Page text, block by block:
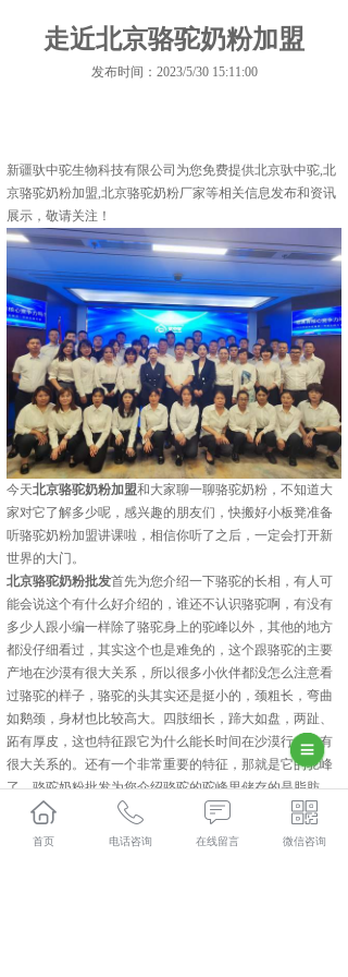
走近北京骆驼奶粉加盟
发布时间：2023/5/30 15:11:00
新疆驮中驼生物科技有限公司为您免费提供北京驮中驼,北
京骆驼奶粉加盟,北京骆驼奶粉厂家等相关信息发布和资讯
展示，敬请关注！
今天北京骆驼奶粉加盟和大家聊一聊骆驼奶粉，不知道大
家对它了解多少呢，感兴趣的朋友们，快搬好小板凳准备
听骆驼奶粉加盟讲课啦，相信你听了之后，一定会打开新
世界的大门。
北京骆驼奶粉批发首先为您介绍一下骆驼的长相，有人可
能会说这个有什么好介绍的，谁还不认识骆驼啊，有没有
多少人跟小编一样除了骆驼身上的驼峰以外，其他的地方
都没仔细看过，其实这个也是难免的，这个跟骆驼的主要
产地在沙漠有很大关系，所以很多小伙伴都没怎么注意看
过骆驼的样子，骆驼的头其实还是挺小的，颈粗长，弯曲
如鹅颈，身材也比较高大。四肢细长，蹄大如盘，两趾、
跖有厚皮，这也特征跟它为什么能长时间在沙漠行走是有
很大关系的。还有一个非常重要的特征，那就是它的驼峰
了，骆驼奶粉批发为您介绍骆驼的驼峰里储存的是脂肪。
以上就是骆驼奶粉加盟给大家讲解的相关知识。
北京驮中驼哪家好？北京骆驼奶粉加盟报价是多少？北京
首页 电话咨询 在线留言 微信咨询